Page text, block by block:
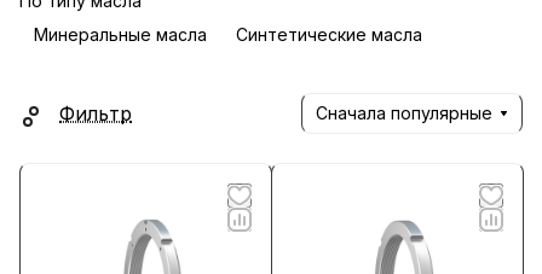
Минеральные масла
Синтетические масла
Фильтр Сначала популярные